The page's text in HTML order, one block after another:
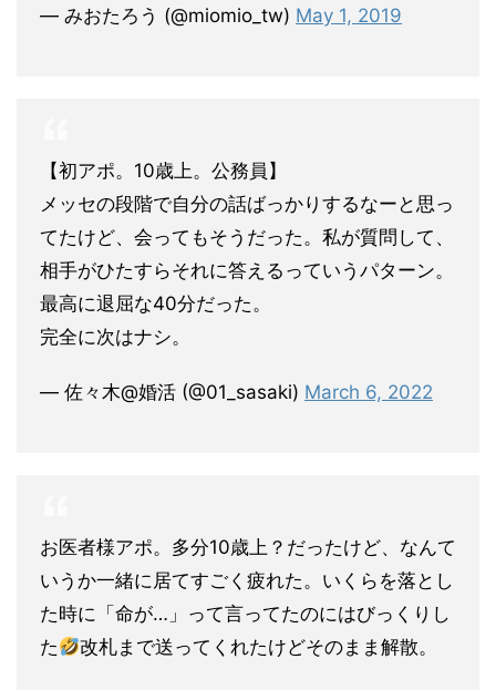
— みおたろう (@miomio_tw) May 1, 2019
【初アポ。10歳上。公務員】
メッセの段階で自分の話ばっかりするなーと思っ
てたけど、会ってもそうだった。私が質問して、
相手がひたすらそれに答えるっていうパターン。
最高に退屈な40分だった。
完全に次はナシ。
— 佐々木@婚活 (@01_sasaki) March 6, 2022
お医者様アポ。多分10歳上？だったけど、なんて
いうか一緒に居てすごく疲れた。いくらを落とし
た時に「命が…」って言ってたのにはびっくりし
た
改札まで送ってくれたけどそのまま解散。